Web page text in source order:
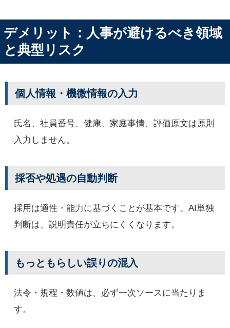
デメリット：人事が避けるべき領域
と典型リスク
個人情報・機微情報の入力
氏名、社員番号、健康、家庭事情、評価原文は原則
入力しません。
採否や処遇の自動判断
採用は適性・能力に基づくことが基本です。AI単独
判断は、説明責任が立ちにくくなります。
もっともらしい誤りの混入
法令・規程・数値は、必ず一次ソースに当たりま
す。